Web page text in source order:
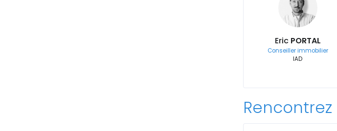
Eric PORTAL
Conseiller immobilier
IAD
Rencontrez